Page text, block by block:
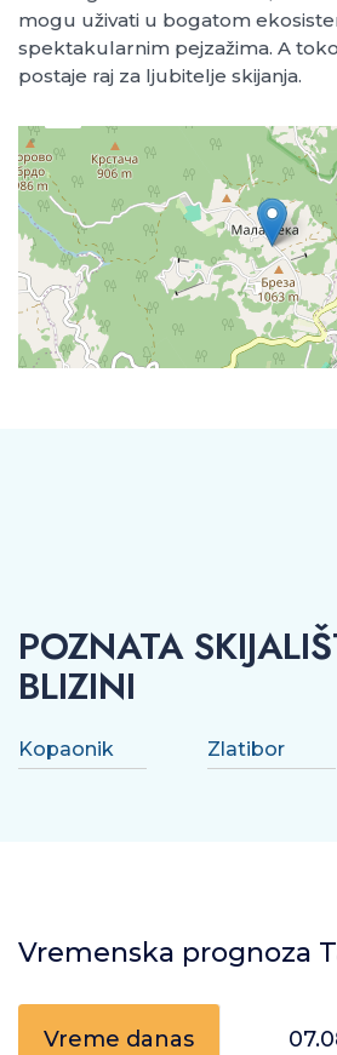
mogu uživati u bogatom
spektakularnim pejzažima. A
postaje raj za ljubitelje skijanja.
POZNATA
BLIZINI
Kopaonik Zlatibor
Vremenska prognoza
Vreme danas